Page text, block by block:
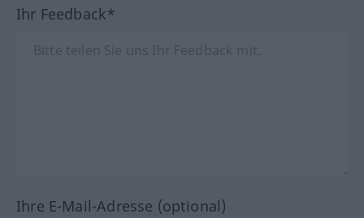
Ihr Feedback*
Ihre E-Mail-Adresse (optional)